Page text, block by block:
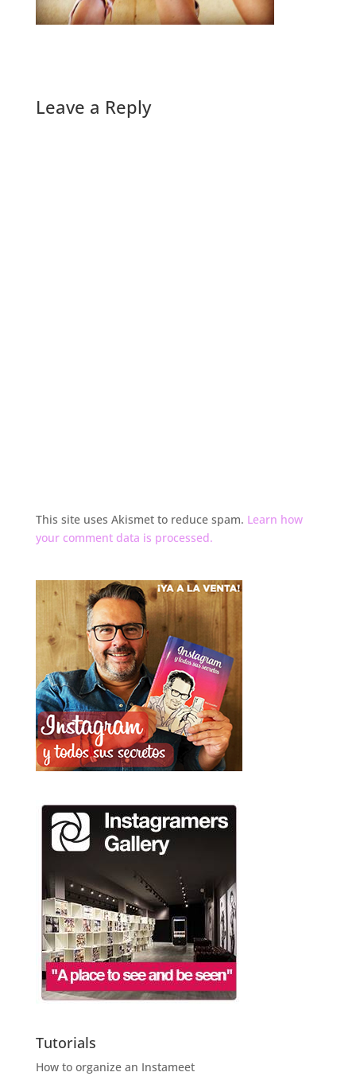
Leave a Reply
This site uses Akismet to reduce spam. Learn how
your comment data is processed.
Tutorials
How to organize an Instameet